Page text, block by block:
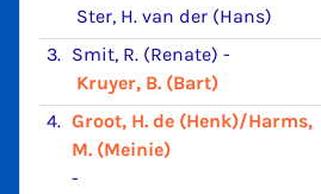
Ster, H. van der (Hans)
3. Smit, R. (Renate) -
Kruyer, B. (Bart)
4. Groot, H. de (Henk)/Harms,
M. (Meinie)
-